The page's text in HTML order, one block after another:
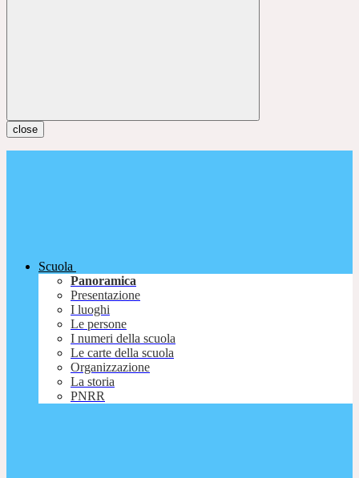
close
Scuola
Panoramica
Presentazione
I luoghi
Le persone
I numeri della scuola
Le carte della scuola
Organizzazione
La storia
PNRR